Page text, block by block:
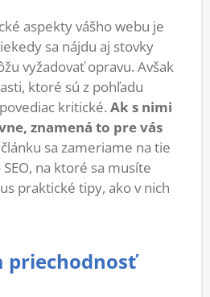
aspekty vášho webu je
sa nájdu aj stovky
vyžadovať opravu. Avšak
ktoré sú z pohľadu
kritické. Ak s nimi
znamená to pre vás
sa zameriame na tie
na ktoré sa musíte
praktické tipy, ako v nich
priechodnosť